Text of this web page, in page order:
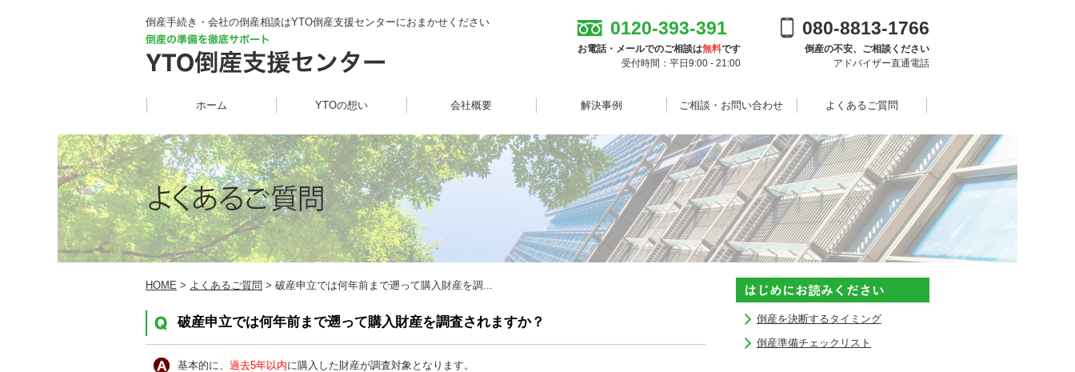
倒産手続き・会社の倒産相談はYTO倒産支援センターにおまかせください 0120-393-391
お電話・メールでのご相談は無料です
受付時間：平日9:00 - 21:00
080-8813-1766
倒産の不安、ご相談ください
アドバイザー直通電話
ホーム YTOの想い 会社概要 解決事例 ご相談・お問い合わせ よくあるご質問
倒産を決断するタイミング
倒産準備チェックリスト
HOME > よくあるご質問 > 破産申立では何年前まで遡って購入財産を調...
破産申立では何年前まで遡って購入財産を調査されますか？
基本的に、 過去5年以内に購入した財産が調査対象となります。